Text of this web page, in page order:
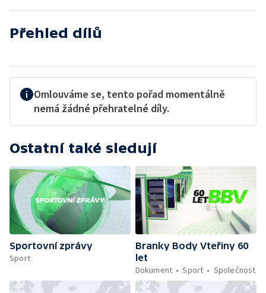
Přehled dílů
Omlouváme se, tento pořad momentálně
nemá žádné přehratelné díly.
Ostatní také sledují
Sportovní zprávy
Sport
Branky Body Vteřiny 60
let
Dokument
Sport Společnost